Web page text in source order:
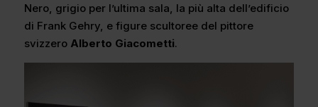
Nero, grigio per l’ultima sala, la più alta dell’edificio
di Frank Gehry, e figure scultoree del pittore
svizzero Alberto Giacometti.